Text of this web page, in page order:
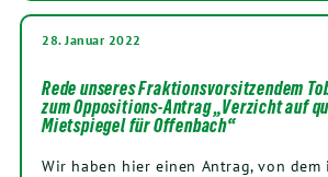
28. Januar 2022
Rede unseres Fraktionsvorsitzendem
zum Oppositions-Antrag „Verzicht auf
Mietspiegel für Offenbach“
Wir haben hier einen Antrag, von dem